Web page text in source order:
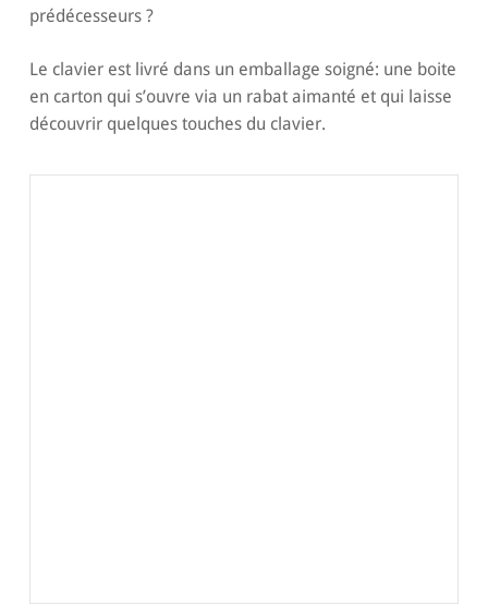
prédécesseurs ?
Le clavier est livré dans un emballage soigné: une boite
en carton qui s’ouvre via un rabat aimanté et qui laisse
découvrir quelques touches du clavier.